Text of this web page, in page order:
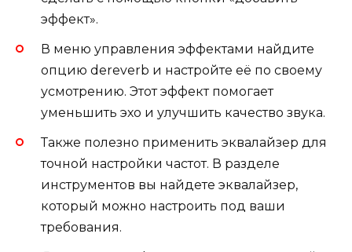
эффект».
В меню управления эффектами найдите
опцию dereverb и настройте её по своему
усмотрению. Этот эффект помогает
уменьшить эхо и улучшить качество звука.
Также полезно применить эквалайзер для
точной настройки частот. В разделе
инструментов вы найдете эквалайзер,
который можно настроить под ваши
требования.